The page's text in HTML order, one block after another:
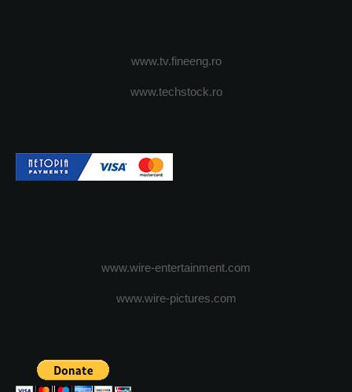
www.tv.fineeng.ro
www.techstock.ro
www.wire-entertainment.com
www.wire-pictures.com